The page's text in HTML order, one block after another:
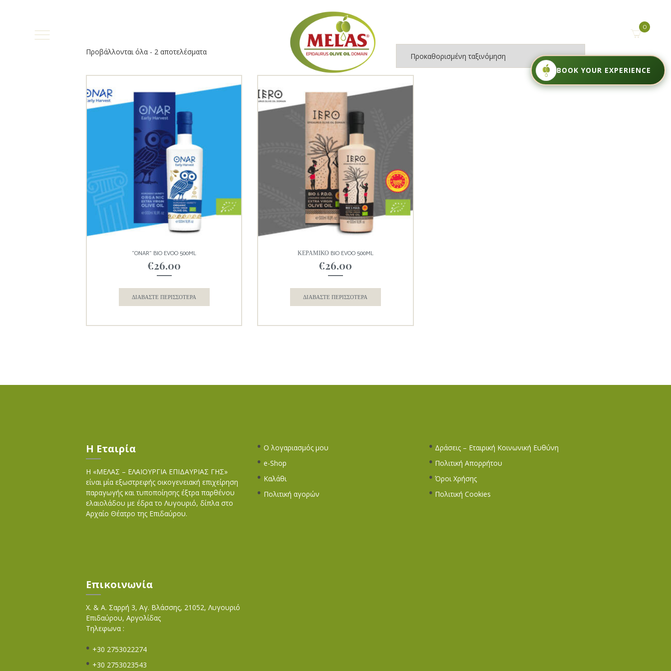
0
Προβάλλονται όλα - 2 αποτελέσματα
“ONAR” BIO EVOO 500ML
€26.00
ΔΙΑΒΆΣΤΕ ΠΕΡΙΣΣΌΤΕΡΑ
ΚΕΡΑΜΙΚΟ BIO EVOO 500ML
€26.00
ΔΙΑΒΆΣΤΕ ΠΕΡΙΣΣΌΤΕΡΑ
Η Εταιρία
Η «ΜΕΛΑΣ – ΕΛΑΙΟΥΡΓΙΑ ΕΠΙΔΑΥΡΙΑΣ ΓΗΣ»
είναι μία εξωστρεφής οικογενειακή επιχείρηση
παραγωγής και τυποποίησης έξτρα παρθένου
ελαιολάδου με έδρα το Λυγουριό, δίπλα στο
Αρχαίο Θέατρο της Επιδαύρου.
Ο λογαριασμός μου
e-Shop
Καλάθι
Πολιτική αγορών
Δράσεις – Εταιρική Κοινωνική Ευθύνη
Πολιτική Απορρήτου
Όροι Χρήσης
Πολιτική Cookies
Επικοινωνία
Χ. & Α. Σαρρή 3, Αγ. Βλάσσης, 21052, Λυγουριό
Επιδαύρου, Αργολίδας
Τηλεφωνα :
+30 2753022274
+30 2753023543
BOOK YOUR EXPERIENCE